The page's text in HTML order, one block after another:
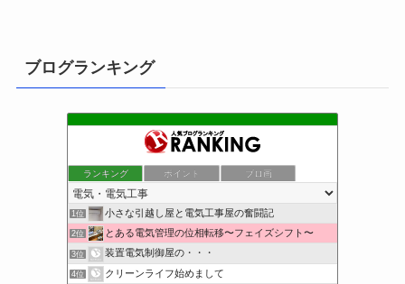
ブログランキング
ランキング ポイント ブロ画
1位 小さな引越し屋と電気工事屋の奮闘記
2位 とある電気管理の位相転移〜フェイズシフト〜
3位 装置電気制御屋の・・・
4位 クリーンライフ始めまして